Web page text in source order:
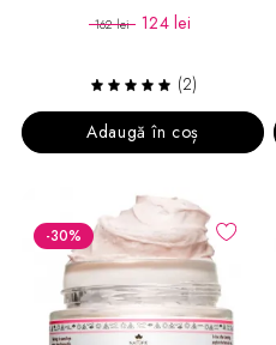
162 lei 124 lei
(2)
Adaugă în coș
-30%